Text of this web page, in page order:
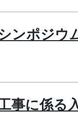
ンポジウ
事に係る